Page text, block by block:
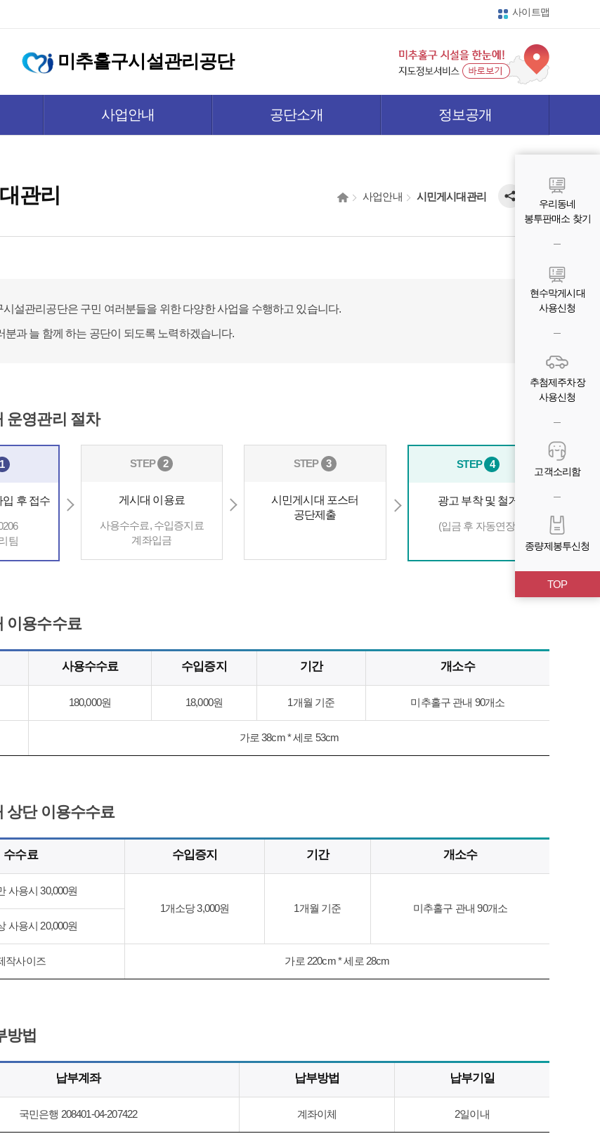
미추홀구시설관리공단
사이트맵
사업안내 공단소개 정보공개
관리 사업안내 시민게시대관리
시설관리공단은 구민 여러분들을 위한 다양한 사업을 수행하고 있습니다.
분과 늘 함께 하는 공단이 되도록 노력하겠습니다.
운영관리 절차
1
후 접수
팀
STEP 2
게시대 이용료
사용수수료, 수입증지료
계좌입금
STEP 3
시민게시대 포스터
공단제출
STEP 4
광고 부착 및 철거
(입금 후 자동연장)
이용수수료
사용수수료 수입증지 기간 개소수
180,000원 18,000원 1개월 기준 미추홀구 관내 90개소
가로 38cm * 세로 53cm
상단 이용수수료
수수료 수입증지 기간 개소수
사용시 30,000원
1개소당 3,000원
1개월 기준
미추홀구 관내 90개소
사용시 20,000원
작사이즈 가로 220cm * 세로 28cm
방법
납부계좌 납부방법 납부기일
국민은행 208401-04-207422 계좌이체 2일이내
우리동네
봉투판매소 찾기
현수막게시대
사용신청
추첨제주차장
사용신청
고객소리함
종량제봉투신청
TOP